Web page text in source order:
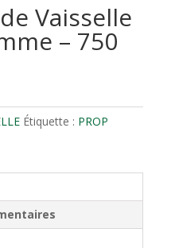
Vaisselle
– 750
Étiquette : PROP